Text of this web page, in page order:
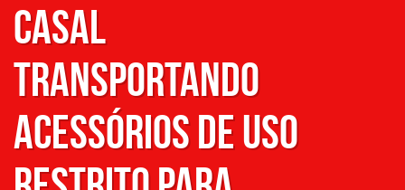
Casal
transportando
acessórios de uso